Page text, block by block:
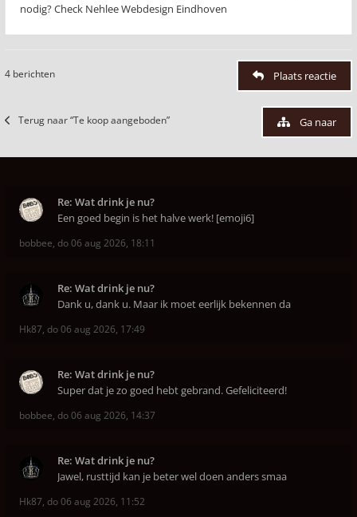
nodig? Check Nehlee Webdesign Eindhoven
4 berichten Plaats reactie
Terug naar “Te koop aangeboden” Ga naar
Re: Wat drink je nu?
Een goed begin is het halve werk! [emoji6]
bobbee, do 06 aug 2026, 18:11
Re: Wat drink je nu?
Dank u, dank u. Maar ik moet eerlijk bekennen da
Hk87, do 06 aug 2026, 17:49
Re: Wat drink je nu?
Super dat je zo goed hebt gebrand. Gefeliciteerd!
bobbee, do 06 aug 2026, 14:37
Re: Wat drink je nu?
Jawel, rusttijd kan je beter wel doen anders smaa
Hk87, do 06 aug 2026, 11:52